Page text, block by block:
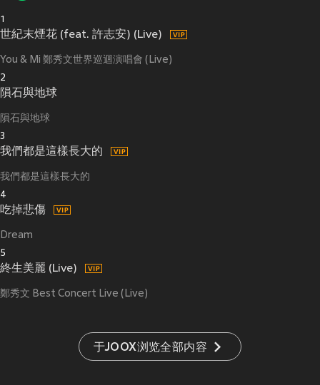
1
世紀末煙花 (feat. 許志安) (Live)
You & Mi 鄭秀文世界巡迴演唱會 (Live)
2
隕石與地球
隕石與地球
3
我們都是這樣長大的
我們都是這樣長大的
4
吃掉悲傷
Dream
5
終生美麗 (Live)
鄭秀文 Best Concert Live (Live)
于JOOX浏览全部内容